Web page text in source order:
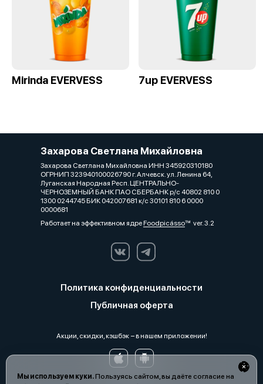
Мы используем куки.Пользуясь сайтом, вы даёте согласие на
Mirinda EVERVESS 7up EVERVESS
Захарова Светлана Михайловна
Захарова Светлана Михайловна ИНН 345920310180
ОГРНИП 323940100026790 г. Алчевск. ул. Ленина 64,
Луганская Народная Респ. ЦЕНТРАЛЬНО-
ЧЕРНОЗЕМНЫЙ БАНК ПАО СБЕРБАНК р/с 40802 810 0
1300 0244745 БИК 042007681 к/с 30101 810 6 0000
0000681
Работает на эффективном ядреFoodpicássover. 3.2
Политика конфиденциальности
Публичная оферта
Акции, скидки, кэшбэк − в нашем приложении!